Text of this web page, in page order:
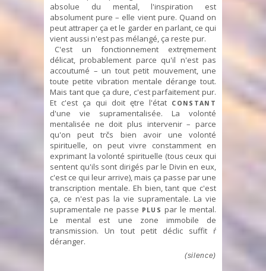
absolue du mental, l'inspiration est
absolument pure – elle vient pure. Quand on
peut attraper ça et le garder en parlant, ce qui
vient aussi n'est pas mélangé, ça reste pur.
C'est un fonctionnement extręmement
délicat, probablement parce qu'il n'est pas
accoutumé – un tout petit mouvement, une
toute petite vibration mentale dérange tout.
Mais tant que ça dure, c'est parfaitement pur.
Et c'est ça qui doit ętre l'état
CONSTANT
d'une vie supramentalisée. La volonté
mentalisée ne doit plus intervenir – parce
qu'on peut trčs bien avoir une volonté
spirituelle, on peut vivre constamment en
exprimant la volonté spirituelle (tous ceux qui
sentent qu'ils sont dirigés par le Divin en eux,
c'est ce qui leur arrive), mais ça passe par une
transcription mentale. Eh bien, tant que c'est
ça, ce n'est pas la vie supramentale. La vie
supramentale ne passe PLUS par le mental.
Le mental est une zone immobile de
transmission. Un tout petit déclic suffit ŕ
déranger.
(silence)